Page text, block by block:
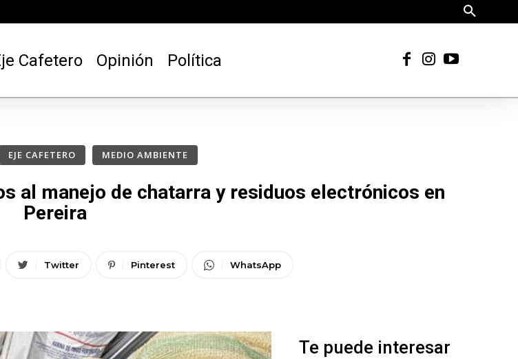
Cafetero Opinión Política
EJE CAFETERO MEDIO AMBIENTE
al manejo de chatarra y residuos electrónicos en
Pereira
Twitter Pinterest WhatsApp
Te puede interesar